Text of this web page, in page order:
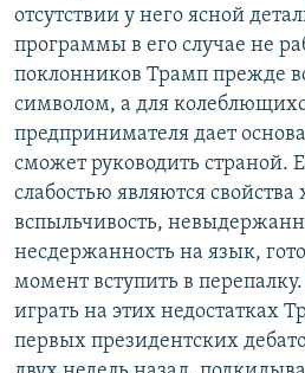
отсутствии у него ясной
программы в его случае не
поклонников Трамп прежде
символом, а для
предпринимателя дает
сможет руководить страной.
слабостью являются свойства
вспыльчивость,
несдержанность на язык,
момент вступить в
играть на этих недостатках
первых президентских